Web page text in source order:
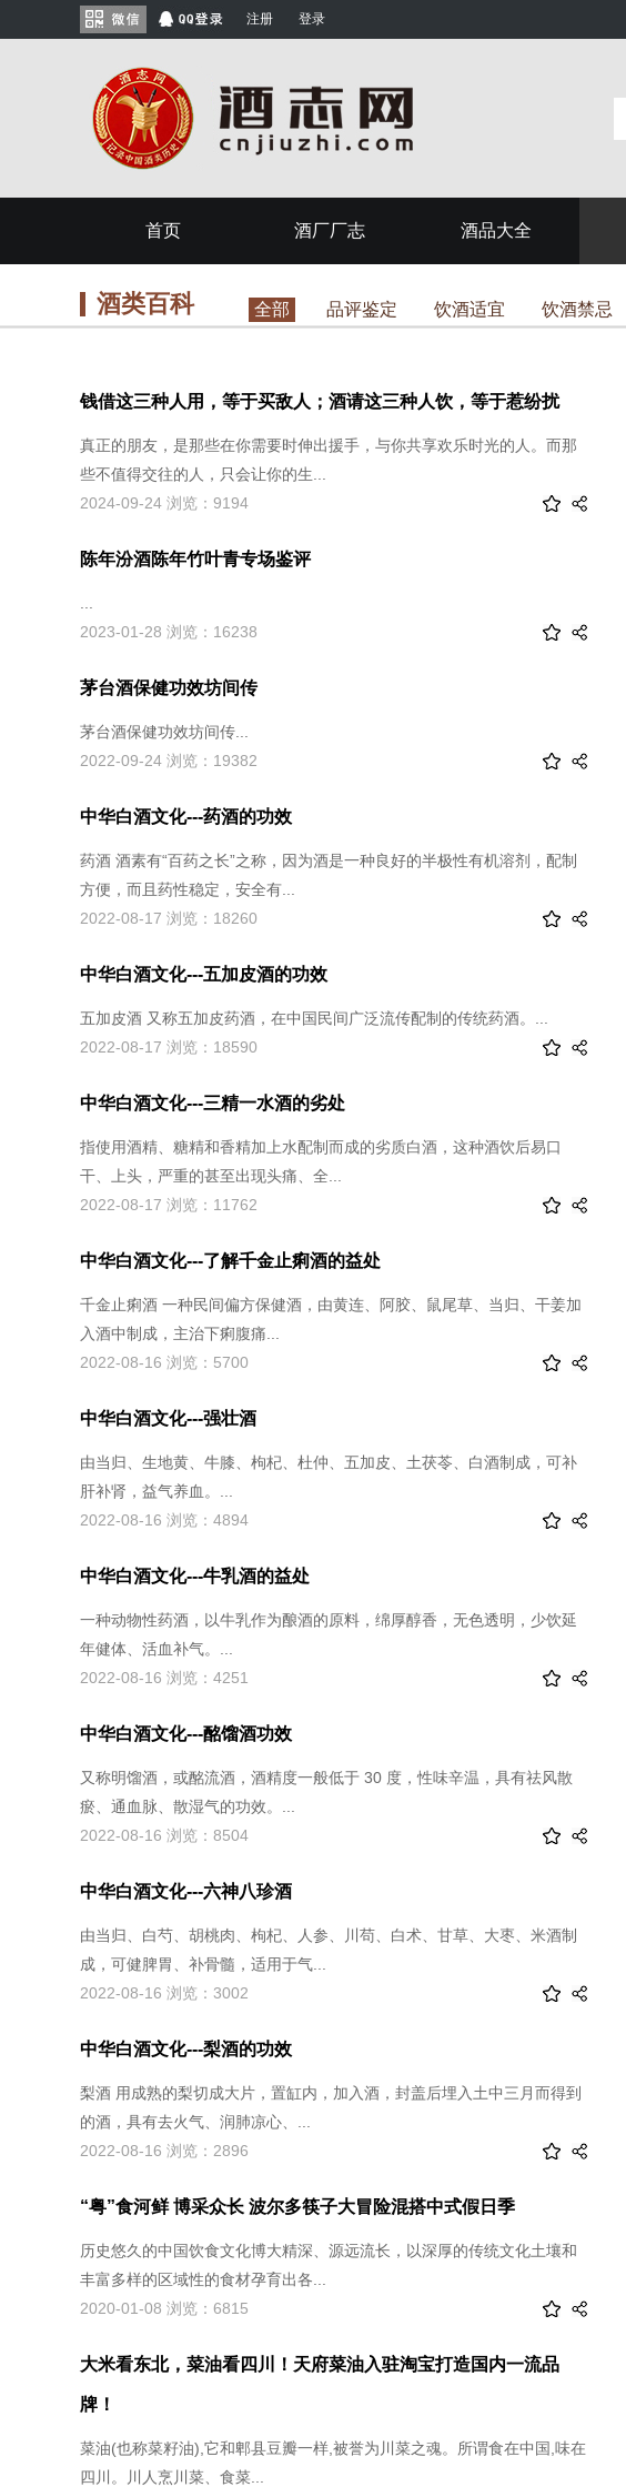
注册 登录
首页 酒厂厂志 酒品大全
酒类百科 全部 品评鉴定 饮酒适宜 饮酒禁忌
钱借这三种人用，等于买敌人；酒请这三种人饮，等于惹纷扰
真正的朋友，是那些在你需要时伸出援手，与你共享欢乐时光的人。而那
些不值得交往的人，只会让你的生...
2024-09-24 浏览：9194
陈年汾酒陈年竹叶青专场鉴评
2023-01-28 浏览：16238
茅台酒保健功效坊间传
茅台酒保健功效坊间传...
2022-09-24 浏览：19382
中华白酒文化---药酒的功效
药酒 酒素有“百药之长”之称，因为酒是一种良好的半极性有机溶剂，配制
方便，而且药性稳定，安全有...
2022-08-17 浏览：18260
中华白酒文化---五加皮酒的功效
五加皮酒 又称五加皮药酒，在中国民间广泛流传配制的传统药酒。...
2022-08-17 浏览：18590
中华白酒文化---三精一水酒的劣处
指使用酒精、糖精和香精加上水配制而成的劣质白酒，这种酒饮后易口
干、上头，严重的甚至出现头痛、全...
2022-08-17 浏览：11762
中华白酒文化---了解千金止痢酒的益处
千金止痢酒 一种民间偏方保健酒，由黄连、阿胶、鼠尾草、当归、干姜加
入酒中制成，主治下痢腹痛...
2022-08-16 浏览：5700
中华白酒文化---强壮酒
由当归、生地黄、牛膝、枸杞、杜仲、五加皮、土茯苓、白酒制成，可补
肝补肾，益气养血。...
2022-08-16 浏览：4894
中华白酒文化---牛乳酒的益处
一种动物性药酒，以牛乳作为酿酒的原料，绵厚醇香，无色透明，少饮延
年健体、活血补气。...
2022-08-16 浏览：4251
中华白酒文化---酩馏酒功效
又称明馏酒，或酩流酒，酒精度一般低于 30 度，性味辛温，具有祛风散
瘀、通血脉、散湿气的功效。...
2022-08-16 浏览：8504
中华白酒文化---六神八珍酒
由当归、白芍、胡桃肉、枸杞、人参、川苟、白术、甘草、大枣、米酒制
成，可健脾胃、补骨髓，适用于气...
2022-08-16 浏览：3002
中华白酒文化---梨酒的功效
梨酒 用成熟的梨切成大片，置缸内，加入酒，封盖后埋入土中三月而得到
的酒，具有去火气、润肺凉心、...
2022-08-16 浏览：2896
“粤”食河鲜 博采众长 波尔多筷子大冒险混搭中式假日季
历史悠久的中国饮食文化博大精深、源远流长，以深厚的传统文化土壤和
丰富多样的区域性的食材孕育出各...
2020-01-08 浏览：6815
大米看东北，菜油看四川！天府菜油入驻淘宝打造国内一流品
牌！
菜油(也称菜籽油),它和郫县豆瓣一样,被誉为川菜之魂。所谓食在中国,味在
四川。川人烹川菜、食菜...